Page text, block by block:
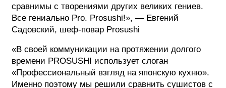
сравнимы с творениями других великих гениев.
Все гениально Pro. Prosushi!», — Евгений
Садовский, шеф-повар Prosushi
«В своей коммуникации на протяжении долгого
времени PROSUSHI использует слоган
«Профессиональный взгляд на японскую кухню».
Именно поэтому мы решили сравнить сушистов с